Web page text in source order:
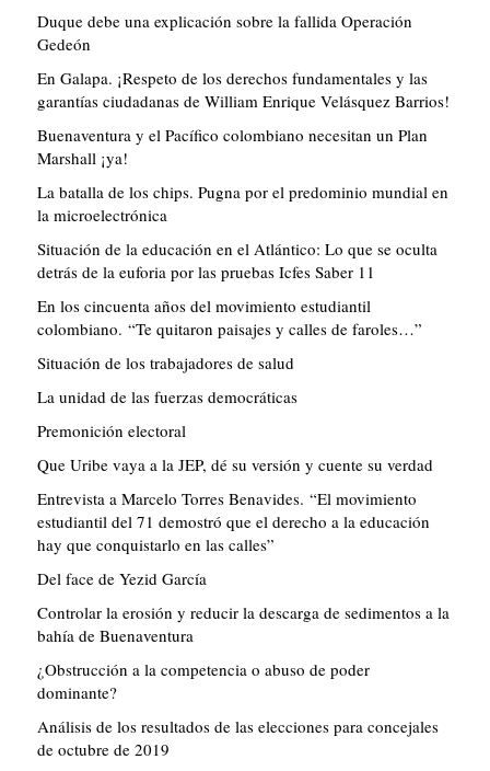
Duque debe una explicación sobre la fallida Operación
Gedeón
En Galapa. ¡Respeto de los derechos fundamentales y las
garantías ciudadanas de William Enrique Velásquez Barrios!
Buenaventura y el Pacífico colombiano necesitan un Plan
Marshall ¡ya!
La batalla de los chips. Pugna por el predominio mundial en
la microelectrónica
Situación de la educación en el Atlántico: Lo que se oculta
detrás de la euforia por las pruebas Icfes Saber 11
En los cincuenta años del movimiento estudiantil
colombiano. “Te quitaron paisajes y calles de faroles…”
Situación de los trabajadores de salud
La unidad de las fuerzas democráticas
Premonición electoral
Que Uribe vaya a la JEP, dé su versión y cuente su verdad
Entrevista a Marcelo Torres Benavides. “El movimiento
estudiantil del 71 demostró que el derecho a la educación
hay que conquistarlo en las calles”
Del face de Yezid García
Controlar la erosión y reducir la descarga de sedimentos a la
bahía de Buenaventura
¿Obstrucción a la competencia o abuso de poder
dominante?
Análisis de los resultados de las elecciones para concejales
de octubre de 2019